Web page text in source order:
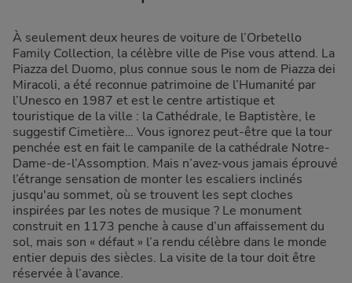
À seulement deux heures de voiture de l’Orbetello
Family Collection, la célèbre ville de Pise vous attend. La
Piazza del Duomo, plus connue sous le nom de Piazza dei
Miracoli, a été reconnue patrimoine de l’Humanité par
l’Unesco en 1987 et est le centre artistique et
touristique de la ville : la Cathédrale, le Baptistère, le
suggestif Cimetière… Vous ignorez peut-être que la tour
penchée est en fait le campanile de la cathédrale Notre-
Dame-de-l’Assomption. Mais n’avez-vous jamais éprouvé
l’étrange sensation de monter les escaliers inclinés
jusqu'au sommet, où se trouvent les sept cloches
inspirées par les notes de musique ? Le monument
construit en 1173 penche à cause d’un affaissement du
sol, mais son « défaut » l’a rendu célèbre dans le monde
entier depuis des siècles. La visite de la tour doit être
réservée à l’avance.